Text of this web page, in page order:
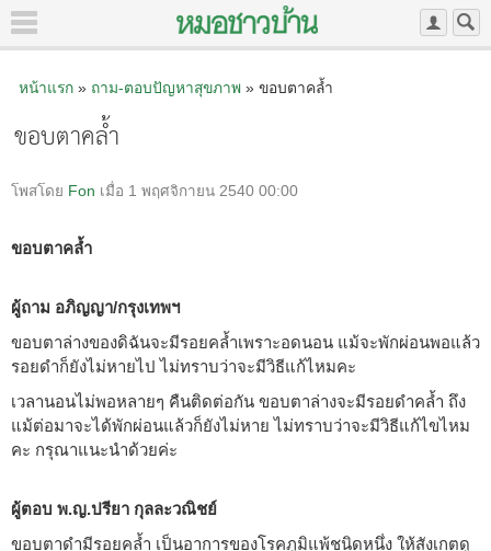
หน้าแรก» ถาม-ตอบปัญหาสุขภาพ» ขอบตาคล้ำ
ขอบตาคล้ำ
โพสโดย Fon เมื่อ 1 พฤศจิกายน 2540 00:00
ขอบตาคล้ำ
ผู้ถาม อภิญญา/กรุงเทพฯ
ขอบตาล่างของดิฉันจะมีรอยคล้ำเพราะอดนอน แม้จะพักผ่อนพอแล้ว
รอยดำก็ยังไม่หายไป ไม่ทราบว่าจะมีวิธีแก้ไหมคะ
เวลานอนไม่พอหลายๆ คืนติดต่อกัน ขอบตาล่างจะมีรอยดำคล้ำ ถึง
แม้ต่อมาจะได้พักผ่อนแล้วก็ยังไม่หาย ไม่ทราบว่าจะมีวิธีแก้ไขไหม
คะ กรุณาแนะนำด้วยค่ะ
ผู้ตอบ พ.ญ.ปรียา กุลละวณิชย์
ขอบตาดำมีรอยคล้ำ เป็นอาการของโรคภูมิแพ้ชนิดหนึ่ง ให้สังเกตดู